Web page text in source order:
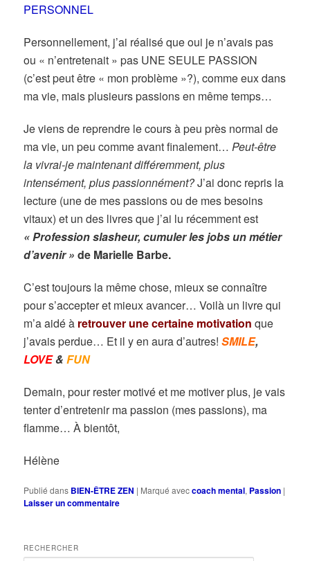
PERSONNEL
Personnellement, j’ai réalisé que oui je n’avais pas
ou « n’entretenait » pas UNE SEULE PASSION
(c’est peut être « mon problème »?), comme eux dans
ma vie, mais plusieurs passions en même temps…
Je viens de reprendre le cours à peu près normal de
ma vie, un peu comme avant finalement…Peut-être
la vivrai-je maintenant différemment, plus
intensément, plus passionnément?J’ai donc repris la
lecture (une de mes passions ou de mes besoins
vitaux) et un des livres que j’ai lu récemment est
« Profession slasheur, cumuler les jobs un métier
d’avenir » de Marielle Barbe.
C’est toujours la même chose, mieux se connaître
pour s’accepter et mieux avancer… Voilà un livre qui
m’a aidé à retrouver une certaine motivation que
j’avais perdue… Et il y en aura d’autres!SMILE,
LOVE&FUN
Demain, pour rester motivé et me motiver plus, je vais
tenter d’entretenir ma passion (mes passions), ma
flamme… À bientôt,
Hélène
Publié dans BIEN-ÊTRE ZEN | Marqué aveccoach mental, Passion |
Laisser un commentaire
RECHERCHER